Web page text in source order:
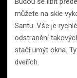
můžete na skle
Santu. Vše je
odstranění
stačí umýt okna.
dveřích.